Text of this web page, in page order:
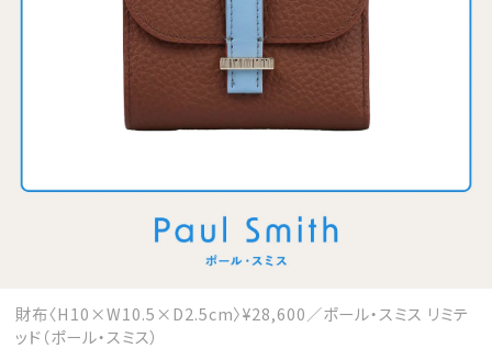
MAGAZINE
SPUR 2026 JULY
財布〈H10×W10.5×D2.5cm〉¥28,600／ポール・スミス リミテ
ッド（ポール・スミス）